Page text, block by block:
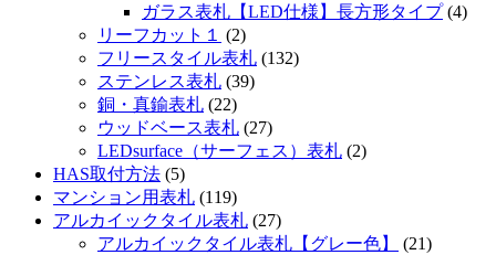
ガラス表札【LED仕様】長方形タイプ(4)
リーフカット１
(2)
フリースタイル表札 (132)
ステンレス表札 (39)
銅・真鍮表札 (22)
ウッドベース表札 (27)
LEDsurface（サーフェス）表札 (2)
HAS取付方法 (5)
マンション用表札 (119)
アルカイックタイル表札 (27)
アルカイックタイル表札【グレー色】
(21)